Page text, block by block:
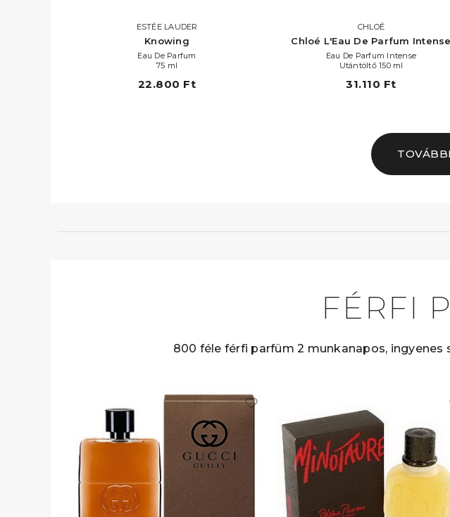
ESTÉE LAUDER
Knowing
Eau De Parfum
75 ml
22.800 Ft
CHLOÉ
Chloé L'Eau De Parfum Intense
Eau De Parfum Intense
Utántöltő 150 ml
31.110 Ft
FÉRFI
800 féle férfi parfüm 2 munkanapos, ingyenes